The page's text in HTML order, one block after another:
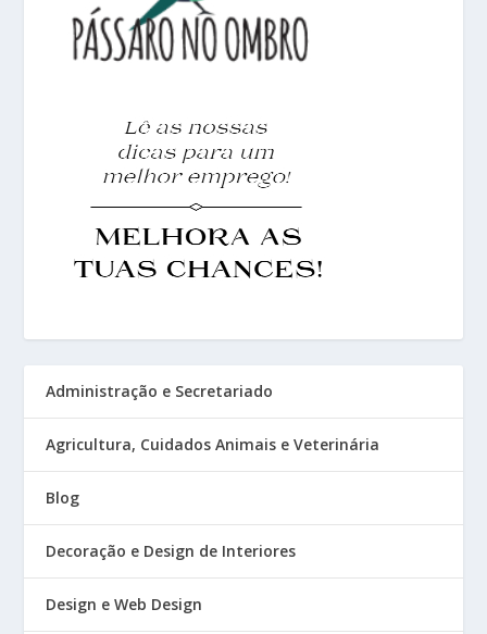
Administração e Secretariado
Agricultura, Cuidados Animais e Veterinária
Blog
Decoração e Design de Interiores
Design e Web Design